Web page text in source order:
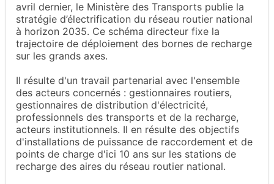
avril dernier, le Ministère des Transports publie la
stratégie d’électrification du réseau routier national
à horizon 2035. Ce schéma directeur fixe la
trajectoire de déploiement des bornes de recharge
sur les grands axes.
Il résulte d'un travail partenarial avec l'ensemble
des acteurs concernés : gestionnaires routiers,
gestionnaires de distribution d'électricité,
professionnels des transports et de la recharge,
acteurs institutionnels. Il en résulte des objectifs
d'installations de puissance de raccordement et de
points de charge d'ici 10 ans sur les stations de
recharge des aires du réseau routier national.